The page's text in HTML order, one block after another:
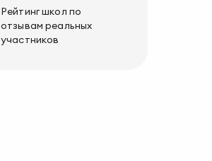
Рейтинг школ по
отзывам реальных
участников